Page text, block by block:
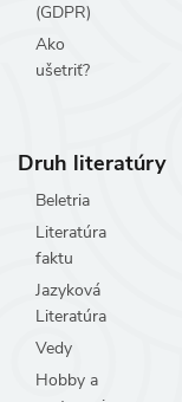
(GDPR)
Ako
ušetriť?
Druh literatúry
Beletria
Literatúra
faktu
Jazyková
Literatúra
Vedy
Hobby a